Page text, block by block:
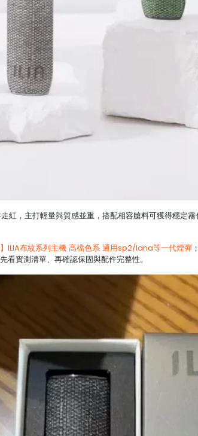
紅，主打輕量與質感並重，搭配相容艙料可獲得穩定
】ILIA布紋系列主機 高檔色系 通用sp2/lana等一代煙彈
看實測清單、再確認保固與配件完整性。